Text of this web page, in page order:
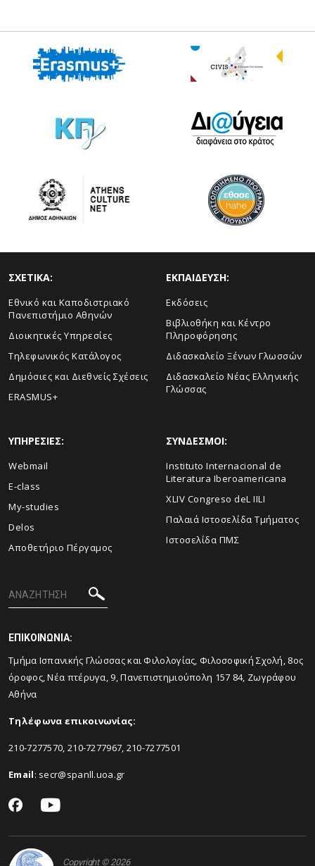
ΣΧΕΤΙΚΑ:
Εθνικό και Καποδιστριακό
Πανεπιστήμιο Αθηνών
Διοικητικές Υπηρεσίες
Τηλεφωνικός Κατάλογος
Δημόσιες και Διεθνείς Σχέσεις
ERASMUS+
ΕΚΠΑΙΔΕΥΣΗ:
Εκδόσεις
Βιβλιοθήκη και Κέντρο
Πληροφόρησης
Διδασκαλείο Ξένων Γλωσσών
Διδασκαλείο Νέας Ελληνικής
Γλώσσας
ΥΠΗΡΕΣΙΕΣ:
Webmail
E-class
My-studies
Delos
Αποθετήριο Πέργαμος
ΣΥΝΔΕΣΜΟΙ:
Instituto Internacional de
Literatura Iberoamericana
XLIV Congreso deL IILI
Παλαιά Ιστοσελίδα Τμήματος
Ιστοσελίδα ΠΜΣ
ΕΠΙΚΟΙΝΩΝΙΑ:
Τμήμα Ισπανικής Γλώσσας και Φιλολογίας, Φιλοσοφική Σχολή, 8ος
όροφος, Νέα πτέρυγα, 9, Πανεπιστημιούπολη 157 84, Ζωγράφου
Αθήνα
Τηλέφωνα επικοινωνίας:
210-7277570, 210-7277967, 210-7277501
Email: secr@spanll.uoa.gr
Copyright © 2026